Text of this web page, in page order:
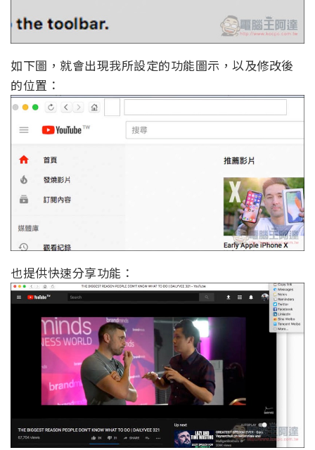
如下圖，就會出現我所設定的功能圖示，以及修改後
的位置：
也提供快速分享功能：